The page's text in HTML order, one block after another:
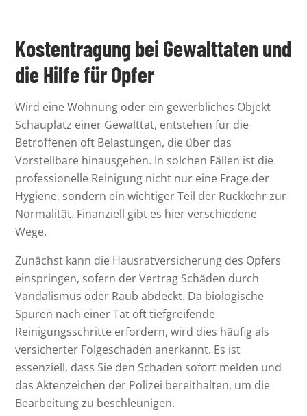
Kostentragung bei Gewalttaten und
die Hilfe für Opfer
Wird eine Wohnung oder ein gewerbliches Objekt
Schauplatz einer Gewalttat, entstehen für die
Betroffenen oft Belastungen, die über das
Vorstellbare hinausgehen. In solchen Fällen ist die
professionelle Reinigung nicht nur eine Frage der
Hygiene, sondern ein wichtiger Teil der Rückkehr zur
Normalität. Finanziell gibt es hier verschiedene
Wege.
Zunächst kann die Hausratversicherung des Opfers
einspringen, sofern der Vertrag Schäden durch
Vandalismus oder Raub abdeckt. Da biologische
Spuren nach einer Tat oft tiefgreifende
Reinigungsschritte erfordern, wird dies häufig als
versicherter Folgeschaden anerkannt. Es ist
essenziell, dass Sie den Schaden sofort melden und
das Aktenzeichen der Polizei bereithalten, um die
Bearbeitung zu beschleunigen.